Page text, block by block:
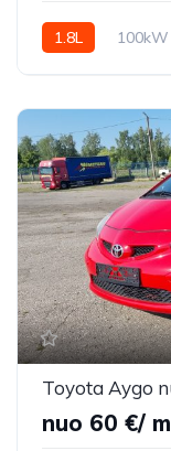
1.8L 100kW
nuo 60 €/